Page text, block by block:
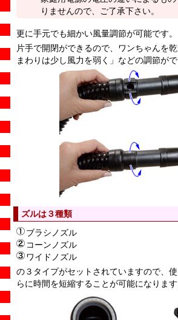
りませんので、ご了承下さい。
更に手元でも細かい風量調節が可能です。
片手で開閉ができるので、ワンちゃんを
まわりは少し風力を弱く」などの調節がで
ズルは３種類
ブラシノズル
コーンノズル
ワイドノズル
の３タイプがセットされていますので、
らに時間を短縮することが可能になります